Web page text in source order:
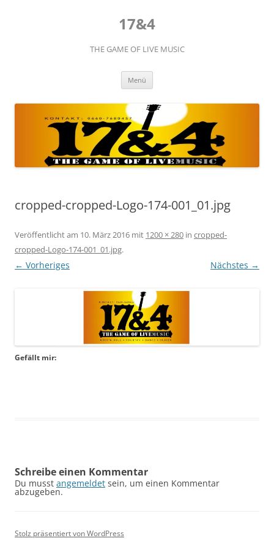
17&4
THE GAME OF LIVE MUSIC
Menü
cropped-cropped-Logo-174-001_01.jpg
Veröffentlicht am 10. März 2016 mit 1200 × 280 in cropped-
cropped-Logo-174-001_01.jpg.
← Vorheriges Nächstes →
Gefällt mir:
Schreibe einen Kommentar
Du musst angemeldet sein, um einen Kommentar
abzugeben.
Stolz präsentiert von WordPress